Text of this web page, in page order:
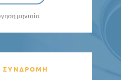
μηνιαία
ΣΥΝΔΡΟΜΗ